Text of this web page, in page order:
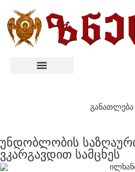
განათლება
უნდობლობის
ვკარგავდით სამცხეს